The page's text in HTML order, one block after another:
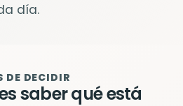
día.
DE DECIDIR
saber qué está